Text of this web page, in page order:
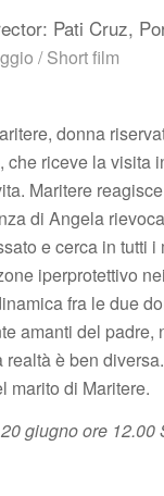
Pati Cruz,
/ Short film
donna
che riceve la visita
Maritere
di Angela
e cerca in tutti
iperprotettivo
fra le due
amanti del padre,
è ben
marito di Maritere.
giugno ore 12.00